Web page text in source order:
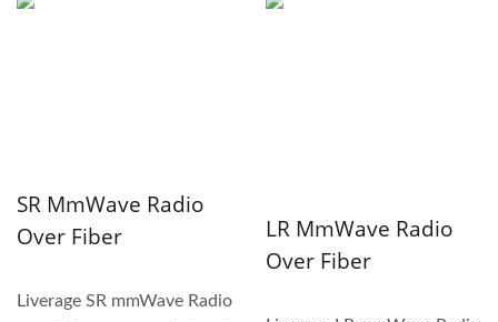
SR MmWave Radio
Over Fiber
Liverage SR mmWave Radio
LR MmWave Radio
Over Fiber